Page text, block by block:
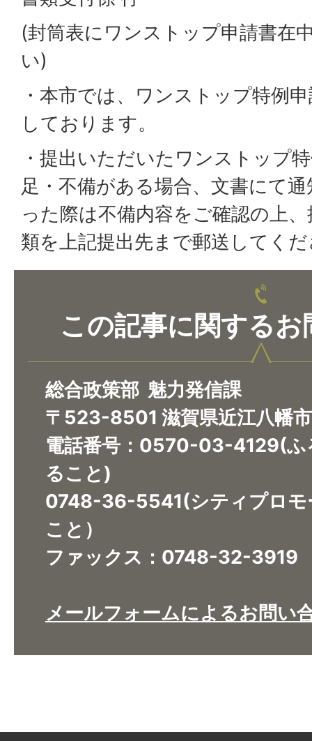
(封筒表にワンストップ申請書在
い)
・本市では、ワンストップ特例
しております。
・提出いただいたワンストップ
足・不備がある場合、文書にて
った際は不備内容をご確認の上
類を上記提出先まで郵送してく
この記事に関するお
総合政策部 魅力発信課
〒523-8501 滋賀県近江八幡
電話番号：0570-03-4129(ふ
ること)
​​​​​​​0748-36-5541(シティプロモ
こと）
ファックス：0748-32-3919
メールフォームによるお問い